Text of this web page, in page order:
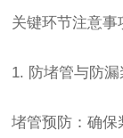
关键环节注意事
1. 防堵管与防漏
堵管预防：确保